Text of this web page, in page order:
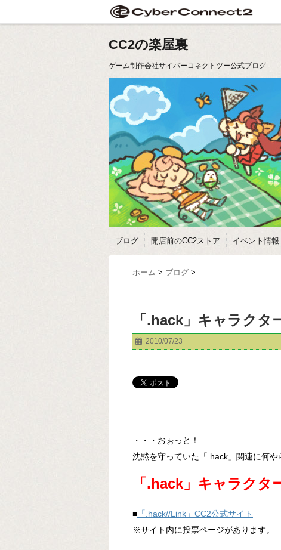
CC2の楽屋裏
ゲーム制作会社サイバーコネクトツー公式ブログ
ブログ 開店前のCC2ストア イベント情報
ホーム > ブログ >
「.hack」キャラクタ
2010/07/23
・・・おぉっと！
沈黙を守っていた「.hack」関連に何や
「.hack」キャラクタ
■ 「.hack//Link」CC2公式サイト
※サイト内に投票ページがあります。